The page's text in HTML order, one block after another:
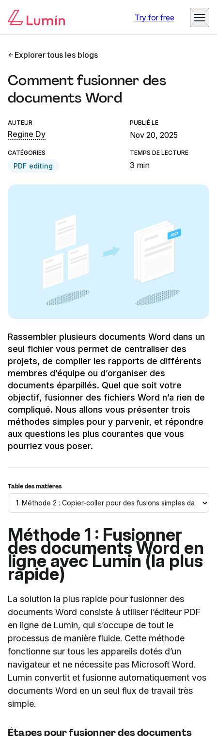
Try for free
Explorer tous les blogs
Comment fusionner des
documents Word
AUTEUR
Regine Dy
PUBLIÉ LE
Nov 20, 2025
CATÉGORIES
PDF editing
TEMPS DE LECTURE
3 min
Rassembler plusieurs documents Word dans un
seul fichier vous permet de centraliser des
projets, de compiler les rapports de différents
membres d’équipe ou d’organiser des
documents éparpillés. Quel que soit votre
objectif, fusionner des fichiers Word n’a rien de
compliqué. Nous allons vous présenter trois
méthodes simples pour y parvenir, et répondre
aux questions les plus courantes que vous
pourriez vous poser.
Table des matières
Méthode 1 : Fusionner
des documents Word en
ligne avec Lumin (la plus
rapide)
La solution la plus rapide pour fusionner des
documents Word consiste à utiliser l’éditeur PDF
en ligne de Lumin, qui s’occupe de tout le
processus de manière fluide. Cette méthode
fonctionne sur tous les appareils dotés d’un
navigateur et ne nécessite pas Microsoft Word.
Lumin convertit et fusionne automatiquement vos
documents Word en un seul flux de travail très
simple.
Étapes pour fusionner des documents